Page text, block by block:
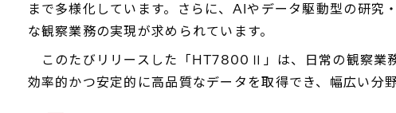
まで多様化しています。さらに、AIやデータ駆動型の研究
な観察業務の実現が求められています。
このたびリリースした「HT7800Ⅱ」は、日常の観察業
効率的かつ安定的に高品質なデータを取得でき、幅広い分